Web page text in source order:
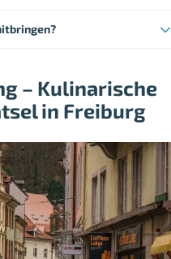
– Kulinarische
in Freiburg